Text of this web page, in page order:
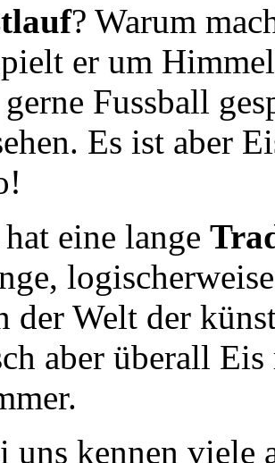
? Warum
er um
Fussball
Es ist aber
eine lange
der Welt der
aber überall
uns kennen viele